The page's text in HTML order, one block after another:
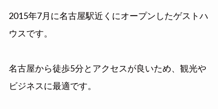
2015年7月に名古屋駅近くにオープンしたゲストハ
ウスです。
名古屋から徒歩5分とアクセスが良いため、観光や
ビジネスに最適です。